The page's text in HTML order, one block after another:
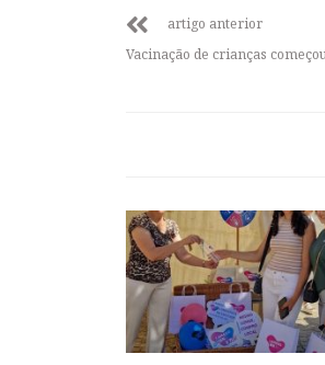
artigo anterior
Vacinação de crianças